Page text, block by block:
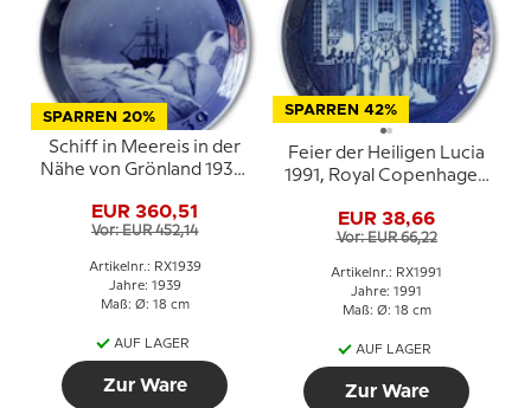
SPARREN 20%
Schiff in Meereis in der
Nähe von Grönland 1939,
Weihnachtsteller
EUR 360,51
Vor: EUR 452,14
Artikelnr.: RX1939
Jahre: 1939
Maß: Ø: 18 cm
AUF LAGER
Zur Ware
SPARREN 42%
Feier der Heiligen Lucia
1991, Royal Copenhagen
EUR 38,66
Vor: EUR 66,22
Artikelnr.: RX1991
Jahre: 1991
Maß: Ø: 18 cm
AUF LAGER
Zur Ware